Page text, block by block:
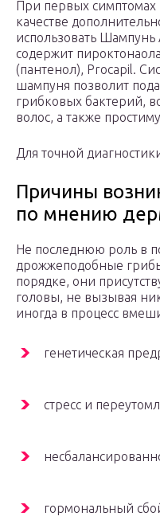
При первых симптомах
качестве
использовать Шампунь
содержит
(пантенол), Procapil.
шампуня позволит
грибковых бактерий,
волос, а также
Для точной
Причины
по мнению
Не последнюю роль в
дрожжеподобные
порядке, они
головы, не вызывая
иногда в процесс
генетическая
стресс и
гормональный